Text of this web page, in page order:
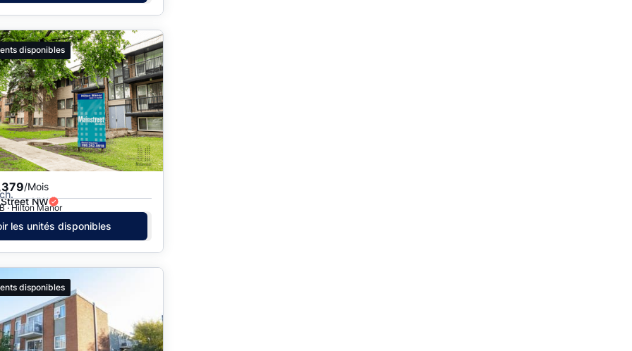
disponibles
/Mois
NW
· Hilton Manor
les unités disponibles
disponibles